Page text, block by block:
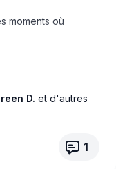
moments où
être que j’arrête
D.et d'autres
1